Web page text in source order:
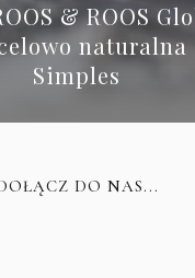
& ROOS
naturalna
Simples
DO NAS...